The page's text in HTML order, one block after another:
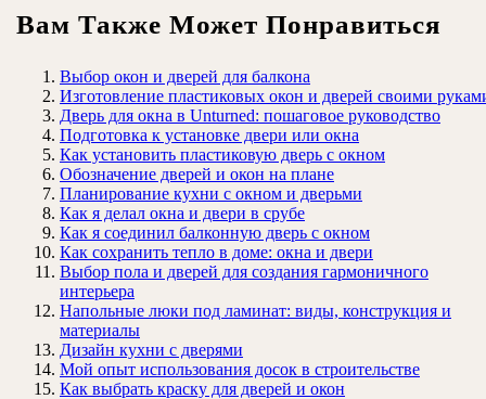
Вам Также Может Понравиться
Выбор окон и дверей для балкона
Изготовление пластиковых окон и дверей своими
Дверь для окна в Unturned: пошаговое руководство
Подготовка к установке двери или окна
Как установить пластиковую дверь с окном
Обозначение дверей и окон на плане
Планирование кухни с окном и дверьми
Как я делал окна и двери в срубе
Как я соединил балконную дверь с окном
Как сохранить тепло в доме: окна и двери
Выбор пола и дверей для создания гармоничного
интерьера
Напольные люки под ламинат: виды, конструкция и
материалы
Дизайн кухни с дверями
Мой опыт использования досок в строительстве
Как выбрать краску для дверей и окон